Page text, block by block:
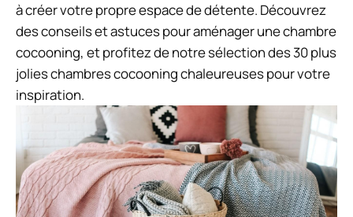
à créer votre propre espace de détente. Découvrez
des conseils et astuces pour aménager une chambre
cocooning, et profitez de notre sélection des 30 plus
jolies chambres cocooning chaleureuses pour votre
inspiration.